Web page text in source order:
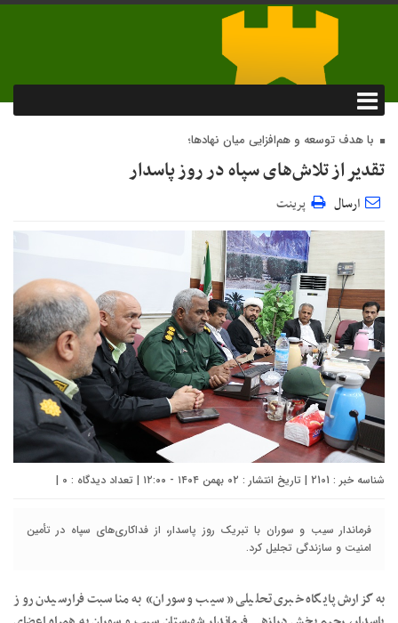
با هدف توسعه و هم‌افزایی میان نهادها؛
تقدیر از تلاش‌های سپاه در روز پاسدار
ارسال پرینت
شناسه خبر : 2101 | تاریخ انتشار : ۰۲ بهمن ۱۴۰۴ - ۱۲:۰۰ | تعداد دیدگاه : ۰ |
فرماندار سیب و سوران با تبریک روز پاسدار، از فداکاری‌های سپاه در تأمین
امنیت و سازندگی تجلیل کرد.
به گزارش پایگاه خبری تحلیلی «سیب و سوران» به مناسبت فرارسیدن روز